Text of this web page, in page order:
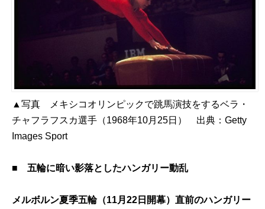
▲写真 メキシコオリンピックで跳馬演技をするベラ・
チャフラフスカ選手（1968年10月25日） 出典：Getty
Images Sport
■ 五輪に暗い影落としたハンガリー動乱
メルボルン夏季五輪（11月22日開幕）直前のハンガリー